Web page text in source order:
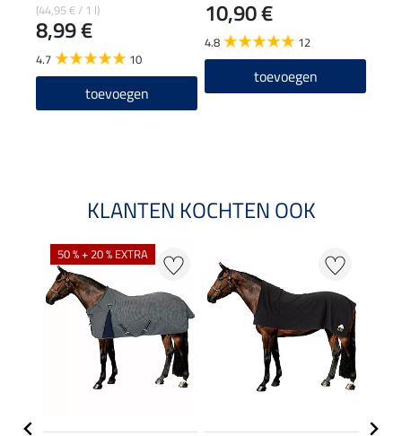
(44,95 € / 1 l)
8,99 €
4.7 10
toevoegen
10,90 €
4.8 12
toevoegen
KLANTEN KOCHTEN OOK
50 % + 20 % EXTRA